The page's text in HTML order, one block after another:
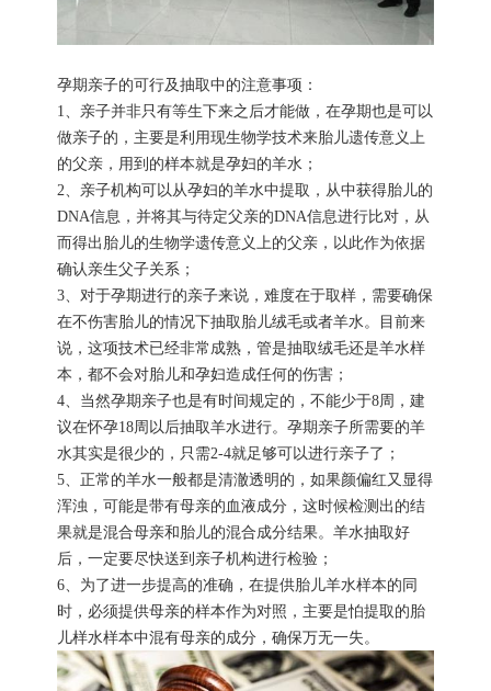
孕期亲子的可行及抽取中的注意事项：
1、亲子并非只有等生下来之后才能做，在孕期也是可以
做亲子的，主要是利用现生物学技术来胎儿遗传意义上
的父亲，用到的样本就是孕妇的羊水；
2、亲子机构可以从孕妇的羊水中提取，从中获得胎儿的
DNA信息，并将其与待定父亲的DNA信息进行比对，从
而得出胎儿的生物学遗传意义上的父亲，以此作为依据
确认亲生父子关系；
3、对于孕期进行的亲子来说，难度在于取样，需要确保
在不伤害胎儿的情况下抽取胎儿绒毛或者羊水。目前来
说，这项技术已经非常成熟，管是抽取绒毛还是羊水样
本，都不会对胎儿和孕妇造成任何的伤害；
4、当然孕期亲子也是有时间规定的，不能少于8周，建
议在怀孕18周以后抽取羊水进行。孕期亲子所需要的羊
水其实是很少的，只需2-4就足够可以进行亲子了；
5、正常的羊水一般都是清澈透明的，如果颜偏红又显得
浑浊，可能是带有母亲的血液成分，这时候检测出的结
果就是混合母亲和胎儿的混合成分结果。羊水抽取好
后，一定要尽快送到亲子机构进行检验；
6、为了进一步提高的准确，在提供胎儿羊水样本的同
时，必须提供母亲的样本作为对照，主要是怕提取的胎
儿样水样本中混有母亲的成分，确保万无一失。